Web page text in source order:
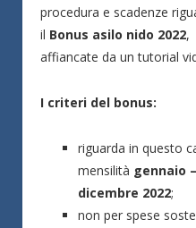
procedura e scadenze
il Bonus asilo nido 2022,
affiancate da un tutorial
I criteri del bonus:
riguarda in questo
mensilità gennaio –
dicembre 2022;
non per spese